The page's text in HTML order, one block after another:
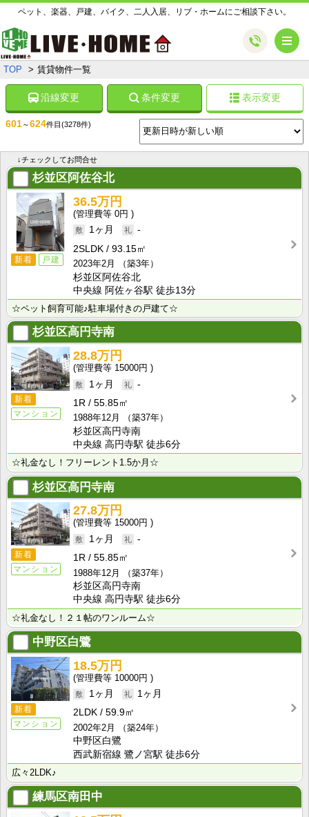
ペット、楽器、戸建、バイク、二人入居、リブ・ホームにご相談下さい。
TOP 賃貸物件一覧
沿線変更 条件変更 表示変更
601～624件目(3278件)
↓チェックしてお問合せ
杉並区阿佐谷北
新着 戸建
36.5万円
0円
1ヶ月
-
2SLDK
93.15㎡
2023年2月
（築3年）
杉並区阿佐谷北
中央線 阿佐ヶ谷駅 徒歩13分
☆ペット飼育可能♪駐車場付きの戸建て☆
杉並区高円寺南
新着
マンション
28.8万円
15000円
1ヶ月
-
1R
55.85㎡
1988年12月
（築37年）
杉並区高円寺南
中央線 高円寺駅 徒歩6分
☆礼金なし！フリーレント1.5か月☆
杉並区高円寺南
新着
マンション
27.8万円
15000円
1ヶ月
-
1R
55.85㎡
1988年12月
（築37年）
杉並区高円寺南
中央線 高円寺駅 徒歩6分
☆礼金なし！２１帖のワンルーム☆
中野区白鷺
新着
マンション
18.5万円
10000円
1ヶ月
1ヶ月
2LDK
59.9㎡
2002年2月
（築24年）
中野区白鷺
西武新宿線 鷺ノ宮駅 徒歩6分
広々2LDK♪
練馬区南田中